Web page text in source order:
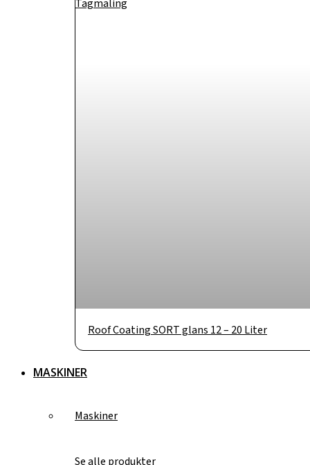
Roof Coating SORT glans 12 – 20 Liter
MASKINER
Maskiner
Se alle produkter